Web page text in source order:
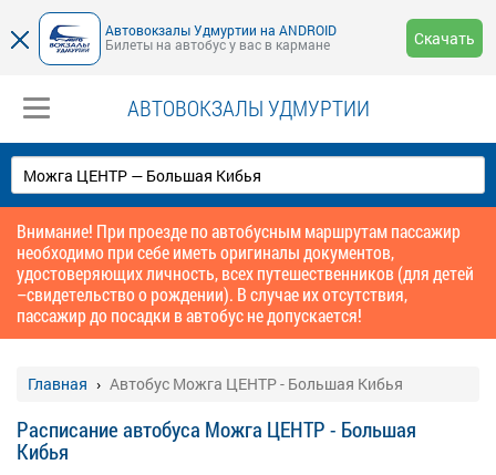
Автовокзалы Удмуртии на ANDROID
Билеты на автобус у вас в кармане
Скачать
АВТОВОКЗАЛЫ УДМУРТИИ
Внимание! При проезде по автобусным маршрутам пассажир
необходимо при себе иметь оригиналы документов,
удостоверяющих личность, всех путешественников (для детей
–свидетельство о рождении). В случае их отсутствия,
пассажир до посадки в автобус не допускается!
Главная Автобус Можга ЦЕНТР - Большая Кибья
Расписание автобуса Можга ЦЕНТР - Большая
Кибья